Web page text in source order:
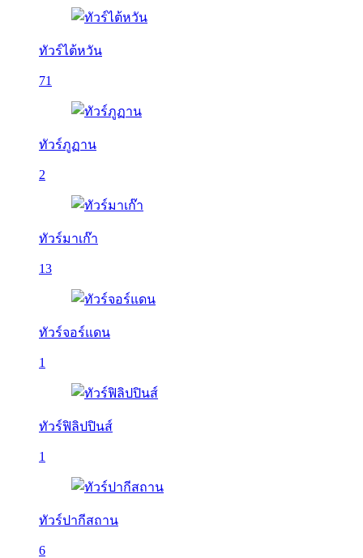
ทัวร์ไต้หวัน
71
ทัวร์ภูฏาน
2
ทัวร์มาเก๊า
13
ทัวร์จอร์แดน
1
ทัวร์ฟิลิปปินส์
1
ทัวร์ปากีสถาน
6